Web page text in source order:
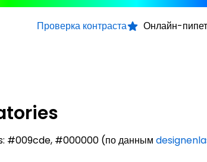
Проверка контраста Онлайн-
#009cde, #000000 (по данным